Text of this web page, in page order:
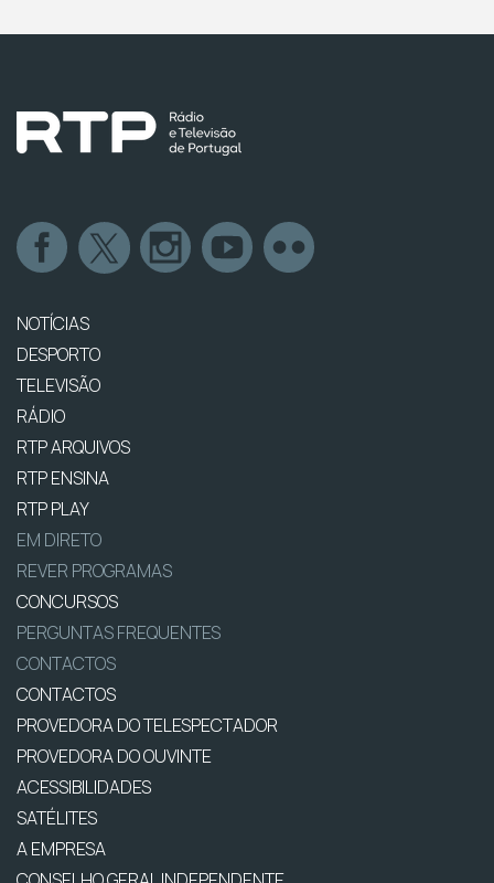
NOTÍCIAS
DESPORTO
TELEVISÃO
RÁDIO
RTP ARQUIVOS
RTP ENSINA
RTP PLAY
EM DIRETO
REVER PROGRAMAS
CONCURSOS
PERGUNTAS FREQUENTES
CONTACTOS
CONTACTOS
PROVEDORA DO TELESPECTADOR
PROVEDORA DO OUVINTE
ACESSIBILIDADES
SATÉLITES
A EMPRESA